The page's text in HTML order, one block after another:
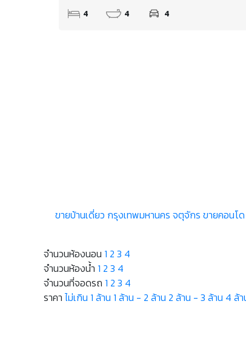
4
4 4
ขายบ้านเดี่ยว กรุงเทพมหานคร จตุจักร ขายคอนโ
จำนวนห้องนอน 1 2 3 4
จำนวนห้องน้ำ 1 2 3 4
จำนวนที่จอดรถ 1 2 3 4
ราคา ไม่เกิน 1 ล้าน 1 ล้าน - 2 ล้าน 2 ล้าน - 3 ล้าน 4 ล้